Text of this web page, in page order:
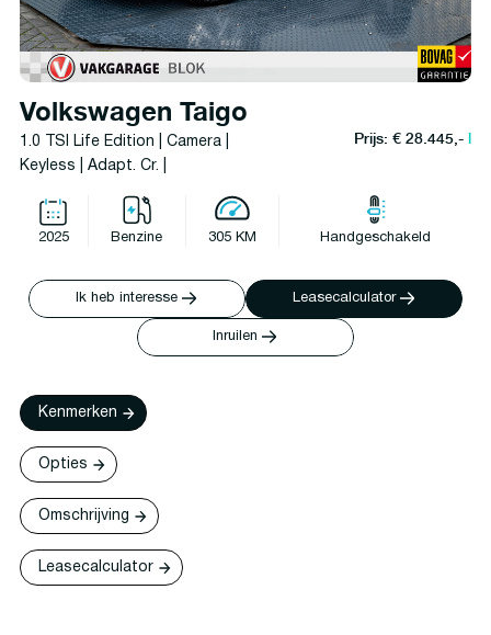
Volkswagen Taigo
1.0 TSI Life Edition | Camera |
Keyless | Adapt. Cr. |
Prijs: € 28.445,-l
2025 Benzine 305 KM Handgeschakeld
Ik heb interesse Leasecalculator
Inruilen
Kenmerken
Opties
Omschrijving
Leasecalculator